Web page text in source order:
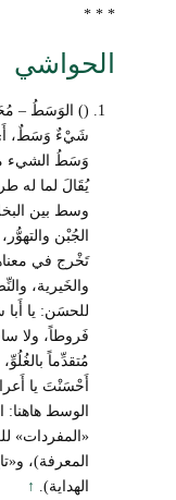
* * *
الحواشي
() الوَسَطُ –
شَيْءٌ وَسَطٌ، أَيْ
وَسَطُ الشيء
يُقَالَ لما له
وسط بين
الجُبْن
تَخْرج في
والخَيرية،
للحسَن: يا أَبا
فَروطاً، ولا
مُتقدِّماً
أَحْسَنْتَ يا
الوسط هاهنا:
الهداية). ↑